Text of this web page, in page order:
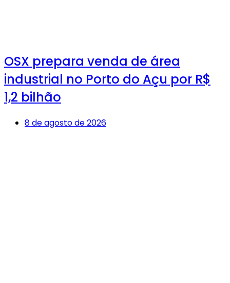
OSX prepara venda de área
industrial no Porto do Açu por R$
1,2 bilhão
8 de agosto de 2026